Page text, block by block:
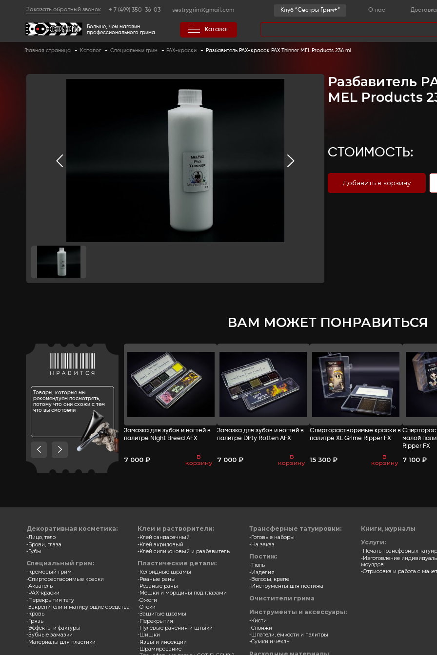
Заказать обратный звонок + 7 (499) 350-36-03 sestrygrim@gmail.com
Больше, чем магазин
профессионального грима
Каталог
Главная страница - Каталог - Специальный грим - PAX-краски - Разбавитель PAX-красок PAX
Товары, которые мы
рекомендуем посмотреть,
потому что они схожи с тем
Замазка для зубов и ногтей в